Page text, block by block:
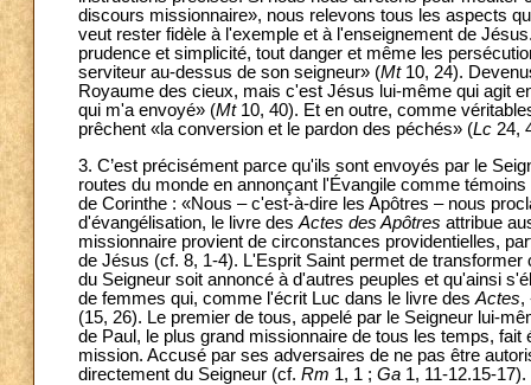
discours missionnaire», nous relevons tous les aspects
veut rester fidèle à l'exemple et à l'enseignement de
prudence et simplicité, tout danger et même les
serviteur au-dessus de son seigneur» (Mt10, 24).
Royaume des cieux, mais c'est Jésus lui-même qui agit
qui m'a envoyé» (Mt10, 40). Et en outre, comme
prêchent «la conversion et le pardon des péchés» (Lc 24,
3. C’est précisément parce qu'ils sont envoyés par le
routes du monde en annonçant l'Évangile comme
de Corinthe : «Nous – c'est-à-dire les Apôtres – nous
d'évangélisation, le livre des Actes des Apôtres attribue
missionnaire provient de circonstances providentielles,
de Jésus (cf. 8, 1-4). L'Esprit Saint permet de transformer
du Seigneur soit annoncé à d'autres peuples et qu'ainsi
de femmes qui, comme l'écrit Luc dans le livre des Actes,
(15, 26). Le premier de tous, appelé par le Seigneur lui-
de Paul, le plus grand missionnaire de tous les temps,
mission. Accusé par ses adversaires de ne pas être
directement du Seigneur (cf. Rm 1, 1 ; Ga 1, 11-12.15-17).